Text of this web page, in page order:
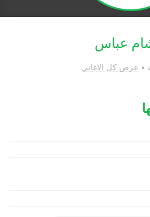
عباس
عرض كل الاغاني